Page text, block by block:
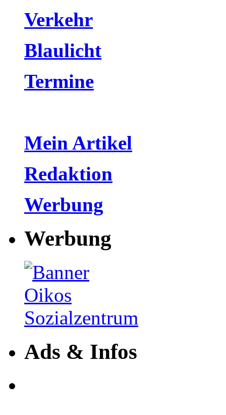
Verkehr
Blaulicht
Termine
Mein Artikel
Redaktion
Werbung
Werbung
Ads & Infos